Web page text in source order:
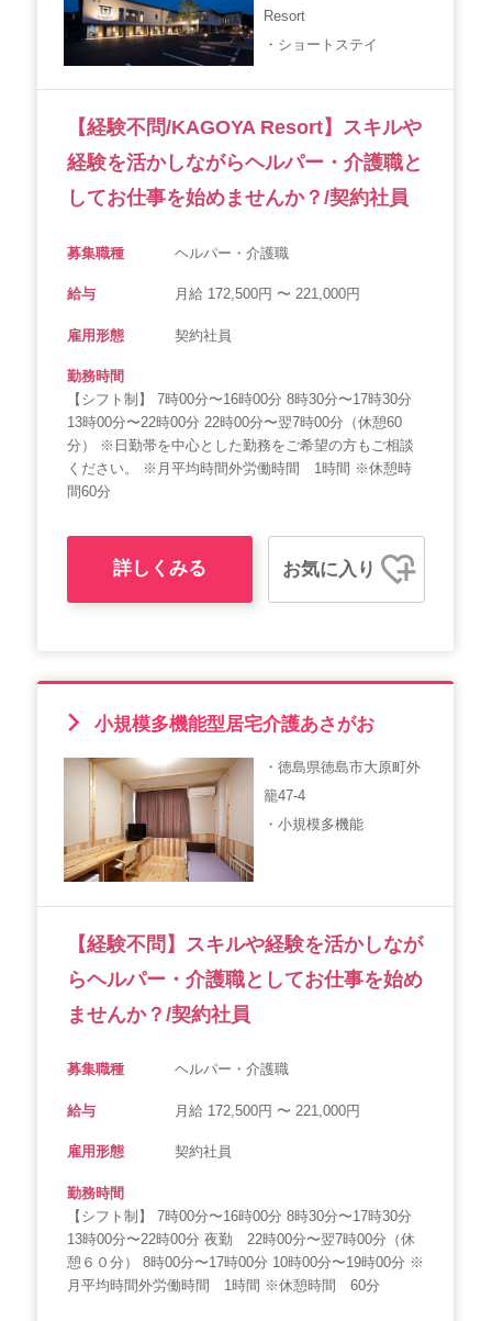
Resort
・ショートステイ
【経験不問/KAGOYA Resort】スキルや
経験を活かしながらヘルパー・介護職と
してお仕事を始めませんか？/契約社員
募集職種 ヘルパー・介護職
給与 月給 172,500円 〜 221,000円
雇用形態 契約社員
勤務時間
【シフト制】 7時00分〜16時00分 8時30分〜17時30分
13時00分〜22時00分 22時00分〜翌7時00分（休憩60
分） ※日勤帯を中心とした勤務をご希望の方もご相談
ください。 ※月平均時間外労働時間 1時間 ※休憩時
間60分
詳しくみる お気に入り
小規模多機能型居宅介護あさがお
・徳島県徳島市大原町外
籠47-4
・小規模多機能
【経験不問】スキルや経験を活かしなが
らヘルパー・介護職としてお仕事を始め
ませんか？/契約社員
募集職種 ヘルパー・介護職
給与 月給 172,500円 〜 221,000円
雇用形態 契約社員
勤務時間
【シフト制】 7時00分〜16時00分 8時30分〜17時30分
13時00分〜22時00分 夜勤 22時00分〜翌7時00分（休
憩６０分） 8時00分〜17時00分 10時00分〜19時00分 ※
月平均時間外労働時間 1時間 ※休憩時間 60分